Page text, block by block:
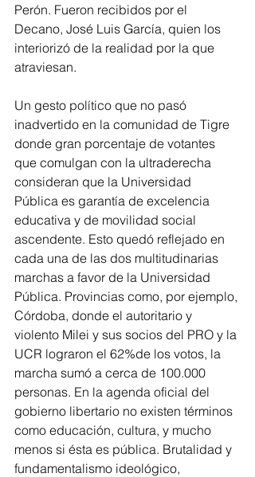
Perón. Fueron recibidos por el
Decano, José Luis García, quien los
interiorizó de la realidad por la que
atraviesan.
Un gesto político que no pasó
inadvertido en la comunidad de Tigre
donde gran porcentaje de votantes
que comulgan con la ultraderecha
consideran que la Universidad
Pública es garantía de excelencia
educativa y de movilidad social
ascendente. Esto quedó reflejado en
cada una de las dos multitudinarias
marchas a favor de la Universidad
Pública. Provincias como, por ejemplo,
Córdoba, donde el autoritario y
violento Milei y sus socios del PRO y la
UCR lograron el 62%de los votos, la
marcha sumó a cerca de 100.000
personas. En la agenda oficial del
gobierno libertario no existen términos
como educación, cultura, y mucho
menos si ésta es pública. Brutalidad y
fundamentalismo ideológico,